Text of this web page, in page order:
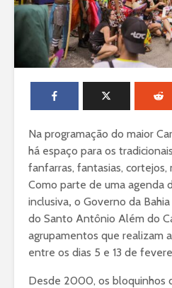
Na programação do maior
há espaço para os
fanfarras, fantasias, cortejos,
Como parte de uma agenda
inclusiva, o Governo da
do Santo Antônio Além do
agrupamentos que realizam
entre os dias 5 e 13 de
Desde 2000, os bloquinhos